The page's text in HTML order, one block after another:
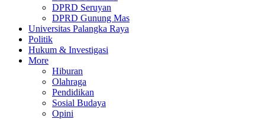
DPRD Seruyan
DPRD Gunung Mas
Universitas Palangka Raya
Politik
Hukum & Investigasi
More
Hiburan
Olahraga
Pendidikan
Sosial Budaya
Opini